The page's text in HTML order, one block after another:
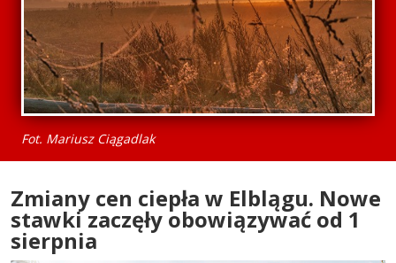
Fot. Mariusz Ciągadlak
Zmiany cen ciepła w Elblągu. Nowe
stawki zaczęły obowiązywać od 1
sierpnia